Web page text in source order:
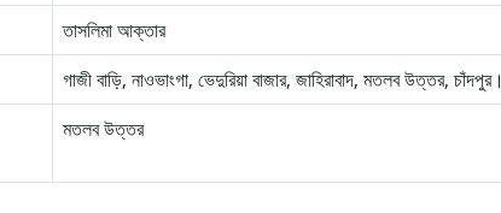
তাসলিমা আক্তার
গাজী বাড়ি, নাওভাংগা, ভেদুরিয়া বাজার, জাহিরাবাদ, মতলব উত্তর, চাঁদপুর।
মতলব উত্তর